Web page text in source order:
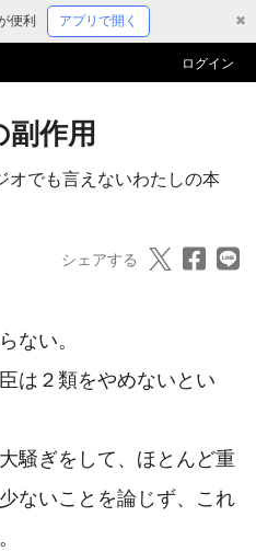
便利 アプリで開く ✖
ログイン
作用
オでも言えないわたしの本
シェアする
ない。
は２類をやめないとい
騒ぎをして、ほとんど重
ないことを論じず、これ